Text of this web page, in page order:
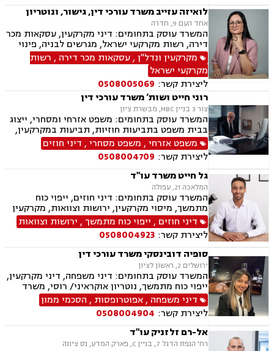
לואיזה עזייב משרד עורכי דין, גישור, ונוטריון
אחד העם 9, חדרה
המשרד עוסק בתחומים: דיני מקרקעין, עסקאות מכר
דירה, רשות מקרקעי ישראל, מגרשים לבניה, פינוי
מושכר, בתים משותפים, אפוטרופסות, ידועים
בציבור, הסכמי ממון, ייפוי כוח מתמשך, ירושות
וצוואות
מקרקעין ונדל"ן,עסקאות מכר דירה , רשות
מקרקעי ישראל
ליצירת קשר: 0508005069
רוני חייט ושות’ משרד עורכי דין
צור 3 בניין MBC, מבשרת ציון
המשרד עוסק בתחומים: משפט אזרחי ומסחרי, ייצוג
בבית משפט בתביעות חוזיות, תביעות במקרקעין,
ענייני ירושות וצוואות, דיני עבודה, נזיקין, עסקאות
נדל"ן, מכר דירה, ייפוי כוח מתמשך
משפט אזרחי , משפט מסחרי, דיני חוזים
ליצירת קשר: 0508004709
גל חייט משרד עו"ד
המלאכה 21, עפולה
המשרד עוסק בתחומים: דיני חוזים, ייפוי כוח
מתמשך, מיסוי מקרקעין, ירושות וצוואות, מקרקעין
ונדל"ן, עסקאות מכר דירה, נדל"ן מסחרי, הסכמי
ממון
דיני חוזים , ייפוי כוח מתמשך, ירושות וצוואות
ליצירת קשר: 0508004923
סופיה דובינסקי משרד עורכי דין
ירושלים 2, ראשון לציון
המשרד עוסק בתחומים: דיני משפחה, דיני מקרקעין,
ייפוי כוח מתמשך, נוטריון אוקראיני/ רוסי, משרד
הפנים, ירושות וצוואות, מומחים לדין הזר
דיני משפחה ,אפוטרופסות , הסכמי ממון
ליצירת קשר: 0508004904
אל-רם זלזניק עו"ד
רח' הנפת הדגל 7, בניין C, פארק המדע, נס ציונה